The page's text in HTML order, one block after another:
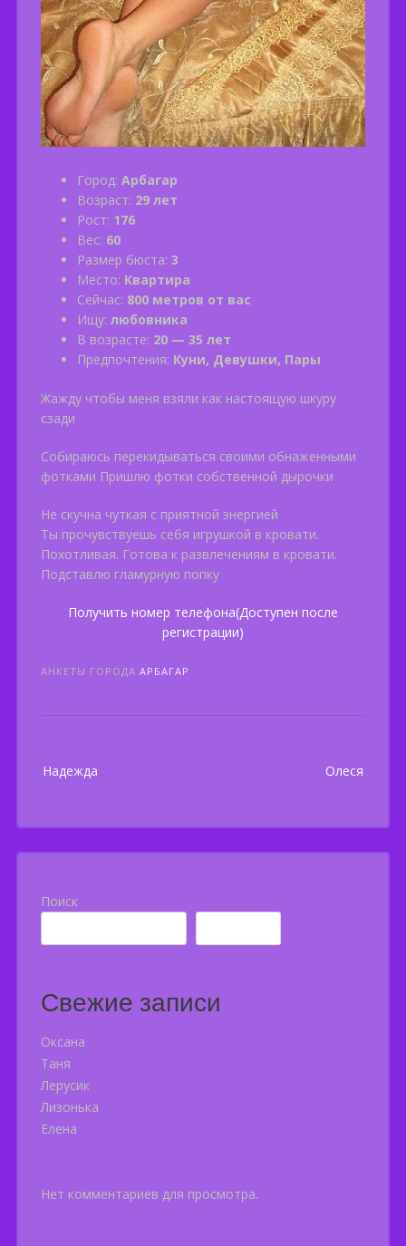
Город: Арбагар
Возраст: 29 лет
Рост: 176
Вес: 60
Размер бюста: 3
Место: Квартира
Сейчас: 800 метров от вас
Ищу: любовника
В возрасте: 20 — 35 лет
Предпочтения: Куни, Девушки, Пары
Жажду чтобы меня взяли как настоящую шкуру
сзади
Собираюсь перекидываться своими обнаженными
фотками Пришлю фотки собственной дырочки
Не скучна чуткая с приятной энергией
Ты прочувствуешь себя игрушкой в кровати.
Похотливая. Готова к развлечениям в кровати.
Подставлю гламурную попку
Получить номер телефона(Доступен после
регистрации)
АНКЕТЫ ГОРОДА АРБАГАР
navigation
Надежда Олеся
Поиск
Свежие записи
Оксана
Таня
Лерусик
Лизонька
Елена
Нет комментариев для просмотра.